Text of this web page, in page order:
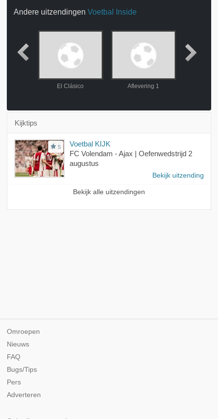
Andere uitzendingen Voetbal Inside
El Clásico Aflevering 1
Kijktips
5
Voetbal KIJK
FC Volendam - Ajax | Oefenwedstrijd 2
augustus
Bekijk uitzending
Bekijk alle uitzendingen
Omroepen
Nieuws
FAQ
Bugs/Tips
Pers
Adverteren